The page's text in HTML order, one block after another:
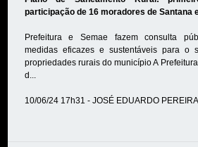
participação de 16 moradores de Santana
Prefeitura e Semae fazem consulta
medidas eficazes e sustentáveis para o
propriedades rurais do município A
d...
10/06/24 17h31 - JOSÉ EDUARDO